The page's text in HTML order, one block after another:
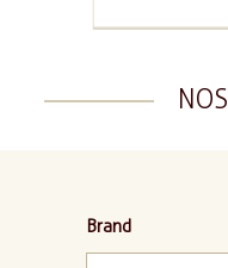
NOS
Brand